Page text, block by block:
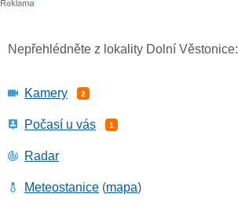
Nepřehlédněte z lokality Dolní Věstonice:
Kamery 2
Počasí u vás 1
Radar
Meteostanice (mapa)